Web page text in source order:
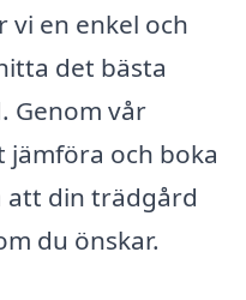
en enkel och
det bästa
Genom vår
och boka
att din trädgård
du önskar.